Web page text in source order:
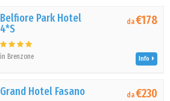
Belfiore Park Hotel
4*S
in Brenzone
da€178
Info
Grand Hotel Fasano da€230